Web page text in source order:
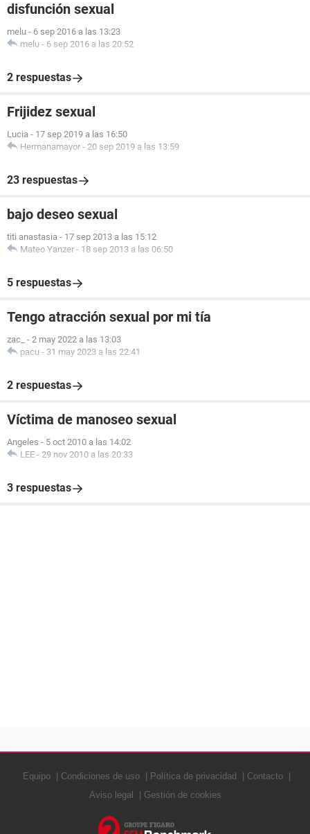
disfunción sexual
melu - 6 sep 2016 a las 13:23
melu - 6 sep 2016 a las 20:52
2 respuestas
Frijidez sexual
Lucia - 17 sep 2019 a las 16:50
Hermanamayor - 20 sep 2019 a las 13:59
23 respuestas
bajo deseo sexual
titi anastasia - 17 sep 2013 a las 15:12
Mateo Yanzer - 18 sep 2013 a las 06:50
5 respuestas
Tengo atracción sexual por mi tía
zac_ - 2 may 2022 a las 13:03
pacu - 31 may 2023 a las 22:41
2 respuestas
Víctima de manoseo sexual
Angeles - 5 oct 2010 a las 14:02
LEE - 29 nov 2010 a las 20:33
3 respuestas
Equipo Condiciones de uso Política de privacidad
Contacto
Aviso legal
Gestión de cookies